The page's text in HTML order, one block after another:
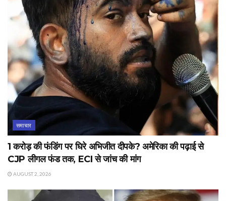
समाचार
1 करोड़ की फंडिंग पर घिरे अभिजीत दीपके? अमेरिका की पढ़ाई से
CJP लीगल फंड तक, ECI से जांच की मांग
AUGUST 2, 2026